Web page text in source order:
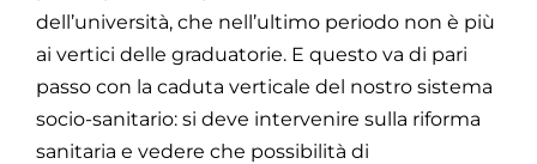
dell’università, che nell’ultimo periodo non è più
ai vertici delle graduatorie. E questo va di pari
passo con la caduta verticale del nostro sistema
socio-sanitario: si deve intervenire sulla riforma
sanitaria e vedere che possibilità di